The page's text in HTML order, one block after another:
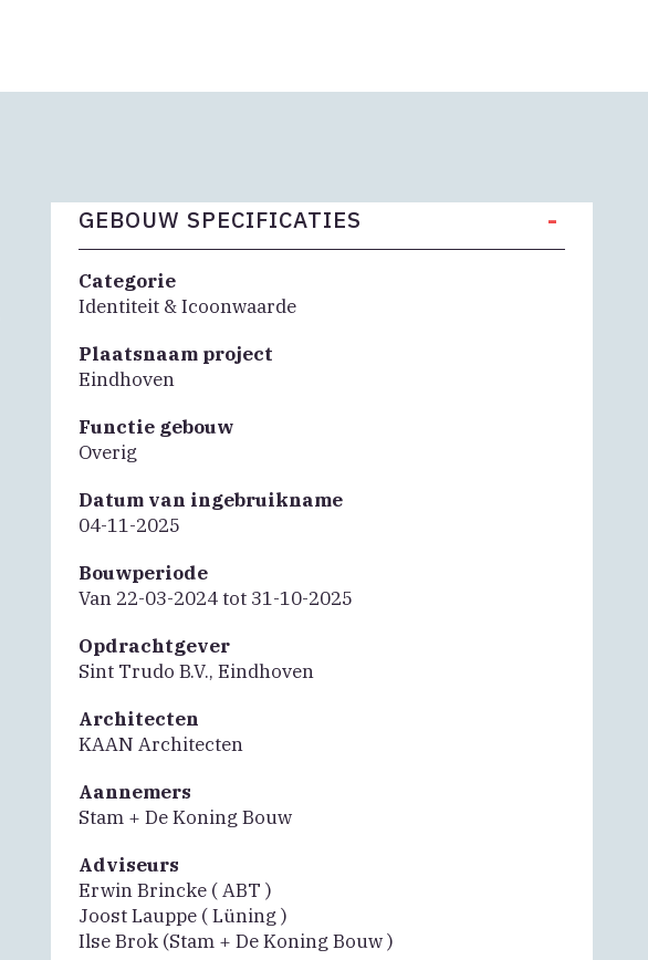
GEBOUW SPECIFICATIES -
Categorie
Identiteit & Icoonwaarde
Plaatsnaam project
Eindhoven
Functie gebouw
Overig
Datum van ingebruikname
04-11-2025
Bouwperiode
Van 22-03-2024 tot 31-10-2025
Opdrachtgever
Sint Trudo B.V., Eindhoven
Architecten
KAAN Architecten
Aannemers
Stam + De Koning Bouw
Adviseurs
Erwin Brincke ( ABT )
Joost Lauppe ( Lüning )
Ilse Brok (Stam + De Koning Bouw )